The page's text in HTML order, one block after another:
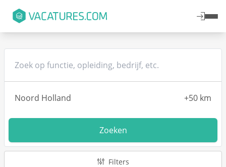
Zoeken
Filters